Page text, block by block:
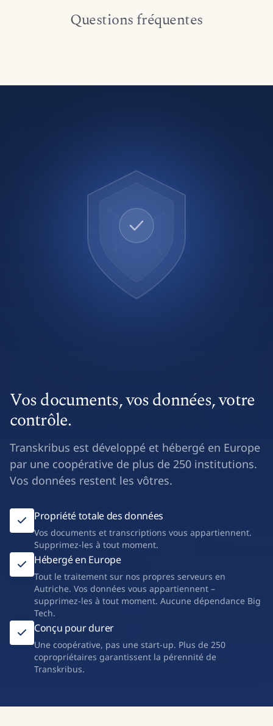
Questions fréquentes
Vos documents, vos données, votre
contrôle.
Transkribus est développé et hébergé en Europe
par une coopérative de plus de 250 institutions.
Vos données restent les vôtres.
Propriété totale des données
Vos documents et transcriptions vous appartiennent.
Supprimez-les à tout moment.
Hébergé en Europe
Tout le traitement sur nos propres serveurs en
Autriche. Vos données vous appartiennent –
supprimez-les à tout moment. Aucune dépendance Big
Tech.
Conçu pour durer
Une coopérative, pas une start-up. Plus de 250
copropriétaires garantissent la pérennité de
Transkribus.